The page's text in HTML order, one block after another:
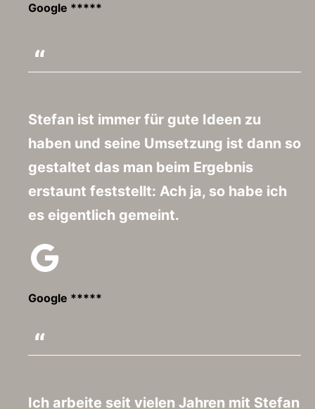
Google *****
Stefan ist immer für gute Ideen zu
haben und seine Umsetzung ist dann so
gestaltet das man beim Ergebnis
erstaunt feststellt: Ach ja, so habe ich
es eigentlich gemeint.
Google *****
Ich arbeite seit vielen Jahren mit Stefan